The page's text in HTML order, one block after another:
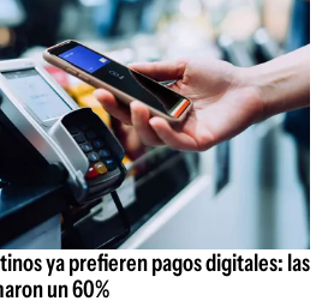
ya prefieren pagos digitales: las
un 60%